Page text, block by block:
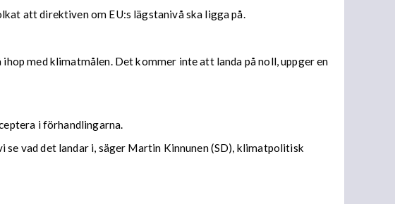
att direktiven om EU:s lägstanivå ska ligga på.
med klimatmålen. Det kommer inte att landa på noll, uppger en
i förhandlingarna.
vad det landar i, säger Martin Kinnunen (SD), klimatpolitisk